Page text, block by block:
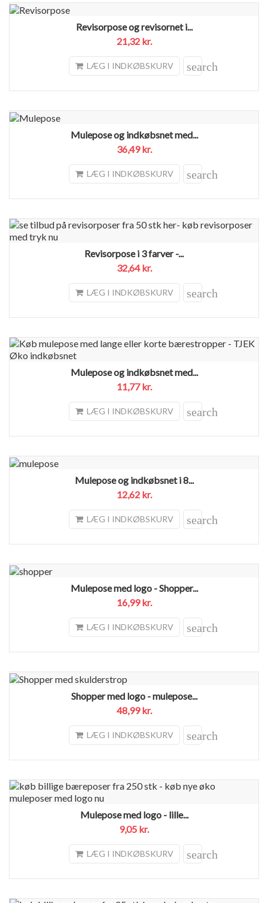
Revisorpose og revisornet i...
21,32 kr.
LÆG I INDKØBSKURV search
Mulepose og indkøbsnet med...
36,49 kr.
LÆG I INDKØBSKURV search
Revisorpose i 3 farver -...
32,64 kr.
LÆG I INDKØBSKURV search
Mulepose og indkøbsnet med...
11,77 kr.
LÆG I INDKØBSKURV search
Mulepose og indkøbsnet i 8...
12,62 kr.
LÆG I INDKØBSKURV search
Mulepose med logo - Shopper...
16,99 kr.
LÆG I INDKØBSKURV search
Shopper med logo - mulepose...
48,99 kr.
LÆG I INDKØBSKURV search
Mulepose med logo - lille...
9,05 kr.
LÆG I INDKØBSKURV search